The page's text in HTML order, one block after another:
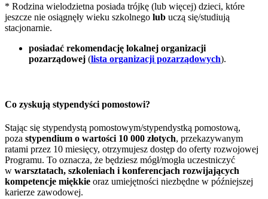
* Rodzina wielodzietna posiada trójkę (lub więcej) dzieci, które
jeszcze nie osiągnęły wieku szkolnego lub uczą się/studiują
stacjonarnie.
posiadać rekomendację lokalnej organizacji
pozarządowej (lista organizacji pozarządowych).
Co zyskują stypendyści pomostowi?
Stając się stypendystą pomostowym/stypendystką pomostową,
poza stypendium o wartości 10 000 złotych, przekazywanym
ratami przez 10 miesięcy, otrzymujesz dostęp do oferty rozwojowej
Programu. To oznacza, że będziesz mógł/mogła uczestniczyć
w warsztatach, szkoleniach i konferencjach rozwijających
kompetencje miękkie oraz umiejętności niezbędne w późniejszej
karierze zawodowej.